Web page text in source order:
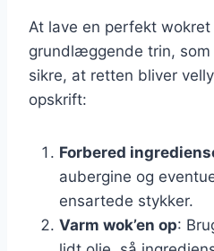
At lave en perfekt
grundlæggende trin,
sikre, at retten bliver
opskrift:
Forbered
aubergine og
ensartede stykker.
Varm wok’en op: